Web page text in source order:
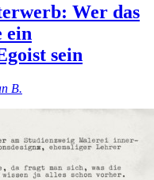
Wer das
ein
sein
B.